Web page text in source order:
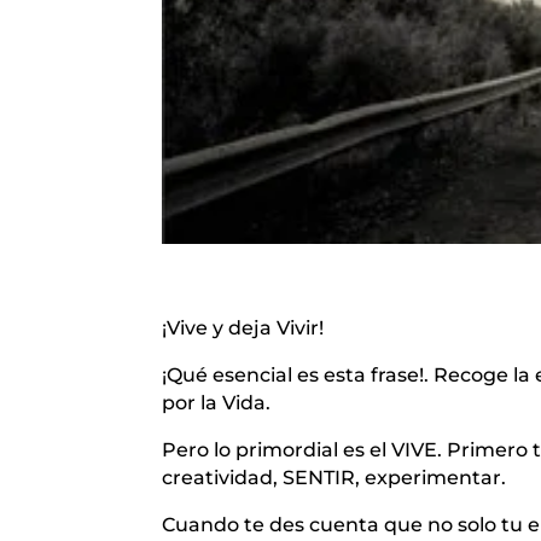
¡Vive y deja Vivir!
¡Qué esencial es esta frase!. Recoge
por la Vida.
Pero lo primordial es el VIVE.
creatividad, SENTIR, experimentar.
Cuando te des cuenta que no solo tu